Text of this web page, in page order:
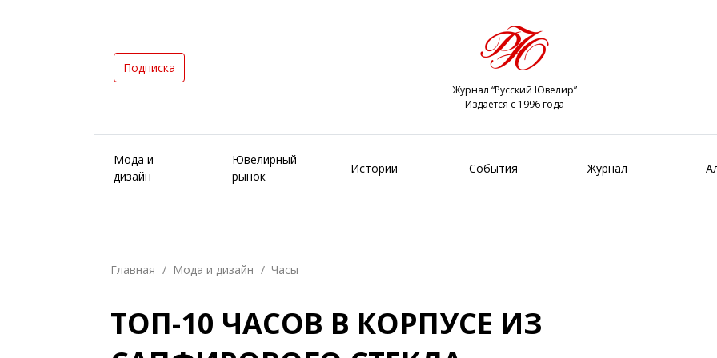
Подписка
Журнал “Русский Ювелир”
Издается с 1996 года
Мода и
дизайн
Ювелирный
рынок
Истории События Журнал
Главная Мода и дизайн Часы
ТОП-10 ЧАСОВ В КОРПУСЕ ИЗ